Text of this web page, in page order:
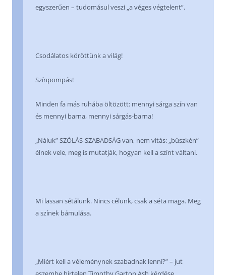
egyszerűen – tudomásul veszi „a véges végtelent”.
Csodálatos köröttünk a világ!
Színpompás!
Minden fa más ruhába öltözött: mennyi sárga szín van
és mennyi barna, mennyi sárgás-barna!
„Náluk” SZÓLÁS-SZABADSÁG van, nem vitás: „büszkén”
élnek vele, meg is mutatják, hogyan kell a színt váltani.
Mi lassan sétálunk. Nincs célunk, csak a séta maga. Meg
a színek bámulása.
„Miért kell a véleménynek szabadnak lenni?” – jut